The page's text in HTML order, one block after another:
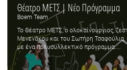
Θέατρο ΜΕΤΣ | Νέο Πρόγραμμα
Boem Team
Το Θέατρο ΜΕΤΣ, ο ολοκαίνουργιος,
Μενενάκου και του Σωτήρη Τσαφούλια,
με ένα πολυσυλλεκτικό πρόγραμμα....